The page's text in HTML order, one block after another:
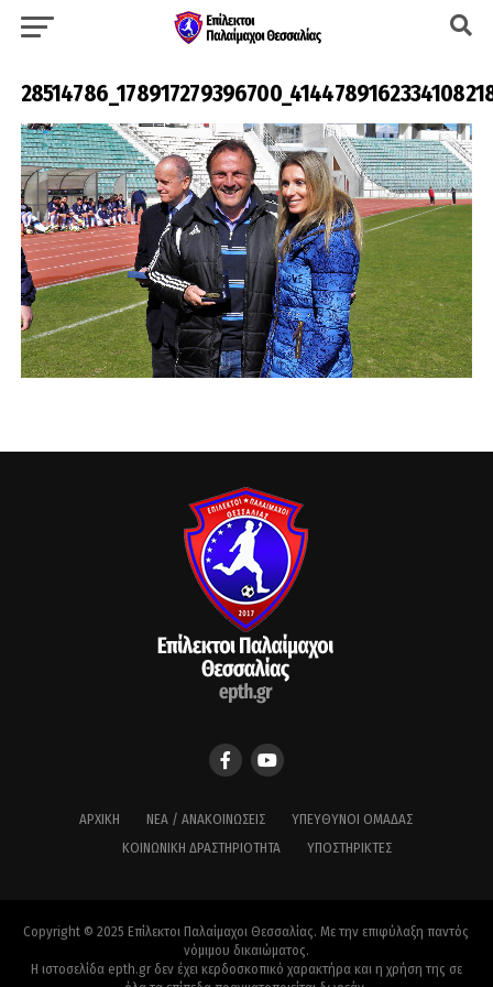
ΑΡΧΙΚΉ ΝΈΑ / ΑΝΑΚΟΙΝΏΣΕΙΣ
ΥΠΕΎΘΥΝΟΙ ΟΜΆΔΑΣ
ΚΟΙΝΩΝΙΚΉ ΔΡΑΣΤΗΡΙΌΤΗΤΑ
ΥΠΟΣΤΗΡΙΚΤΈΣ
Copyright © 2025 Επίλεκτοι Παλαίμαχοι Θεσσαλίας. Με την επιφύλαξη παντός
νόμιμου δικαιώματος.
Η ιστοσελίδα epth.gr δεν έχει κερδοσκοπικό χαρακτήρα και η χρήση της σε